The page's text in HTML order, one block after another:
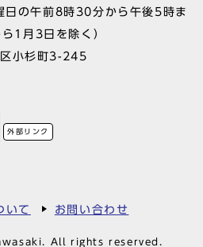
日の午前8時30分から午後5時ま
1月3日を除く）
小杉町3-245
外部リンク
いて お問い合わせ
All rights reserved.